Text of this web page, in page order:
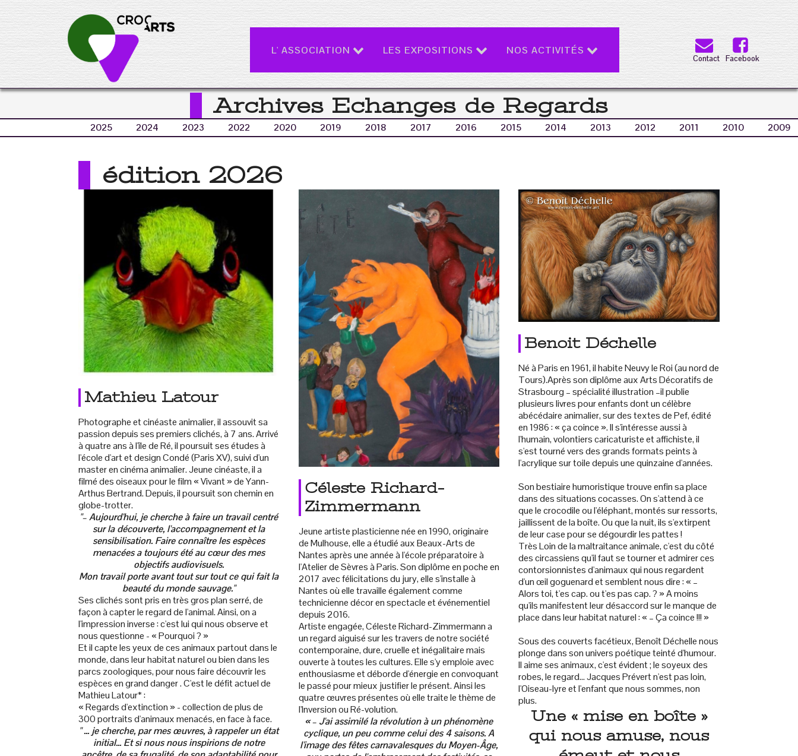
L' ASSOCIATION LES EXPOSITIONS NOS ACTIVITÉS
Contact Facebook
Archives Echanges de Regards
2025 2024 2023 2022 2020 2019 2018 2017 2016 2015 2014 2013 2012 2011 2010 2009
édition 2026
Mathieu Latour
Photographe et cinéaste animalier, il assouvit sa
passion depuis ses premiers clichés, à 7 ans. Arrivé
à quatre ans à l'île de Ré, il poursuit ses études à
l'école d'art et design Condé (Paris XV), suivi d'un
master en cinéma animalier. Jeune cinéaste, il a
filmé des oiseaux pour le film « Vivant » de Yann-
Arthus Bertrand. Depuis, il poursuit son chemin en
globe-trotter.
"– Aujourd'hui, je cherche à faire un travail centré
sur la découverte, l'accompagnement et la
sensibilisation. Faire connaître les espèces
menacées a toujours été au cœur des mes
objectifs audiovisuels.
Mon travail porte avant tout sur tout ce qui fait la
beauté du monde sauvage."
Ses clichés sont pris en très gros plan serré, de
façon à capter le regard de l'animal. Ainsi, on a
l'impression inverse : c'est lui qui nous observe et
nous questionne - « Pourquoi ? »
Et il capte les yeux de ces animaux partout dans le
monde, dans leur habitat naturel ou bien dans les
parcs zoologiques, pour nous faire découvrir les
espèces en grand danger . C'est le défit actuel de
Mathieu Latour* :
« Regards d'extinction » - collection de plus de
300 portraits d'animaux menacés, en face à face.
" ... je cherche, par mes œuvres, à rappeler un état
initial... Et si nous nous inspirions de notre
Céleste Richard-
Zimmermann
Jeune artiste plasticienne née en 1990, originaire
de Mulhouse, elle a étudié aux Beaux-Arts de
Nantes après une année à l'école préparatoire à
l'Atelier de Sèvres à Paris. Son diplôme en poche en
2017 avec félicitations du jury, elle s'installe à
Nantes où elle travaille également comme
technicienne décor en spectacle et événementiel
depuis 2016.
Artiste engagée, Céleste Richard-Zimmermann a
un regard aiguisé sur les travers de notre société
contemporaine, dure, cruelle et inégalitaire mais
ouverte à toutes les cultures. Elle s'y emploie avec
enthousiasme et déborde d'énergie en convoquant
le passé pour mieux justifier le présent. Ainsi les
quatre œuvres présentes où elle traite le thème de
l'Inversion ou Ré-volution.
« – J'ai assimilé la révolution à un phénomène
cyclique, un peu comme celui des 4 saisons. A
l'image des fêtes carnavalesques du Moyen-Âge,
Benoit Déchelle
Né à Paris en 1961, il habite Neuvy le Roi (au nord de
Tours).Après son diplôme aux Arts Décoratifs de
Strasbourg – spécialité illustration –il publie
plusieurs livres pour enfants dont un célèbre
abécédaire animalier, sur des textes de Pef, édité
en 1986 : « ça coince ». Il s'intéresse aussi à
l'humain, volontiers caricaturiste et affichiste, il
s'est tourné vers des grands formats peints à
l'acrylique sur toile depuis une quinzaine d'années.
Son bestiaire humoristique trouve enfin sa place
dans des situations cocasses. On s'attend à ce
que le crocodile ou l'éléphant, montés sur ressorts,
jaillissent de la boîte. Ou que la nuit, ils s'extirpent
de leur case pour se dégourdir les pattes !
Très Loin de la maltraitance animale, c'est du côté
des circassiens qu'il faut se tourner et admirer ces
contorsionnistes d'animaux qui nous regardent
d'un œil goguenard et semblent nous dire : « –
Alors toi, t'es cap. ou t'es pas cap. ? » A moins
qu'ils manifestent leur désaccord sur le manque de
place dans leur habitat naturel : « – Ça coince !!! »
Sous des couverts facétieux, Benoît Déchelle nous
plonge dans son univers poétique teinté d'humour.
Il aime ses animaux, c'est évident ; le soyeux des
robes, le regard... Jacques Prévert n'est pas loin,
l'Oiseau-lyre et l'enfant que nous sommes, non
plus.
Une « mise en boîte »
qui nous amuse, nous